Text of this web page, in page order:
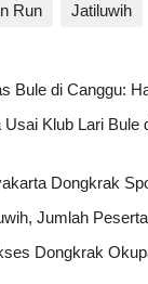
Run Jatiluwih
Bule di Canggu:
Klub Lari
Dongkrak
Jumlah
Dongkrak